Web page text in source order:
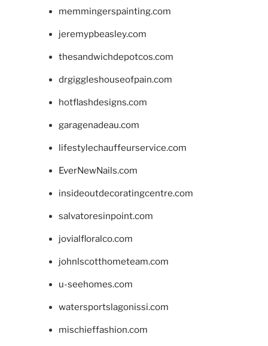
memmingerspainting.com
jeremypbeasley.com
thesandwichdepotcos.com
drgiggleshouseofpain.com
hotflashdesigns.com
garagenadeau.com
lifestylechauffeurservice.com
EverNewNails.com
insideoutdecoratingcentre.com
salvatoresinpoint.com
jovialfloralco.com
johnlscotthometeam.com
u-seehomes.com
watersportslagonissi.com
mischieffashion.com